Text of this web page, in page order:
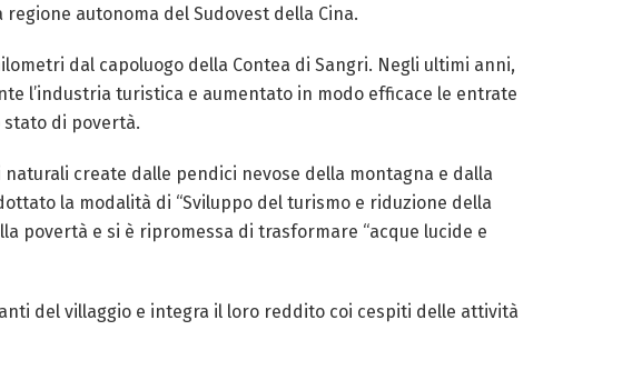
autonoma del Sudovest della Cina.
dal capoluogo della Contea di Sangri. Negli ultimi anni,
l’industria turistica e aumentato in modo efficace le entrate
stato di povertà.
create dalle pendici nevose della montagna e dalla
la modalità di “Sviluppo del turismo e riduzione della
povertà e si è ripromessa di trasformare “acque lucide e
del villaggio e integra il loro reddito coi cespiti delle attività